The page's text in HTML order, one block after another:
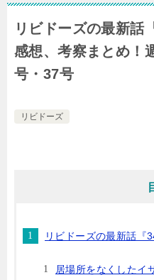
リビドーズの最新話
感想、考察まとめ！
号・37号
リビドーズ
リビドーズの最新話『
居場所をなくしたイ